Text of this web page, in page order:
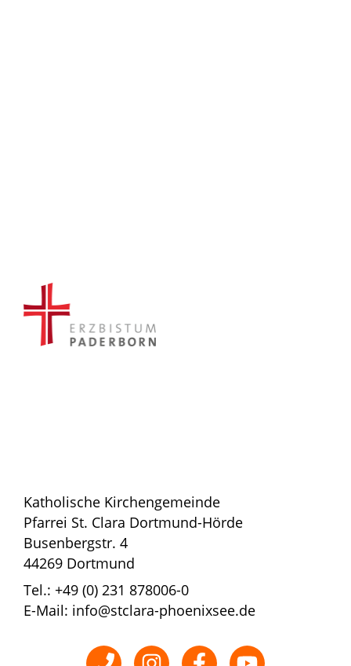
Katholische Kirchengemeinde
Pfarrei St. Clara Dortmund-Hörde
Busenbergstr. 4
44269 Dortmund
Tel.: +49 (0) 231 878006-0
E-Mail: info@stclara-phoenixsee.de